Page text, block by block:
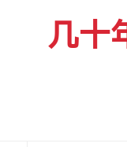
几十